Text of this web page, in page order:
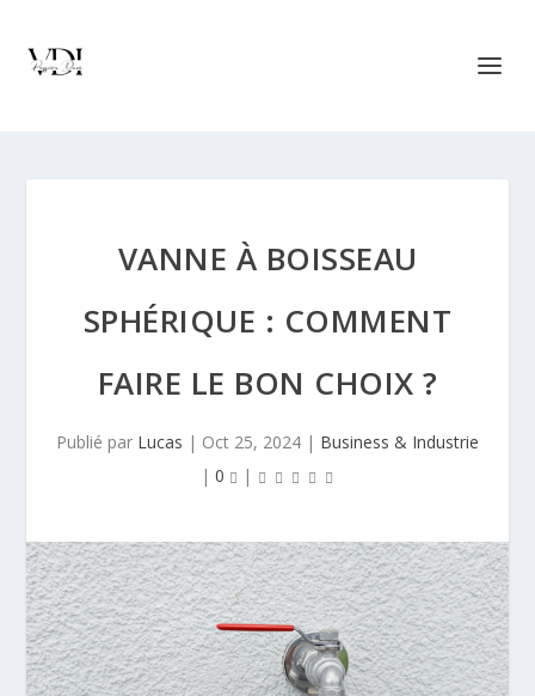
VANNE À BOISSEAU
SPHÉRIQUE : COMMENT
FAIRE LE BON CHOIX ?
Publié par Lucas | Oct 25, 2024 | Business & Industrie
| 0 |